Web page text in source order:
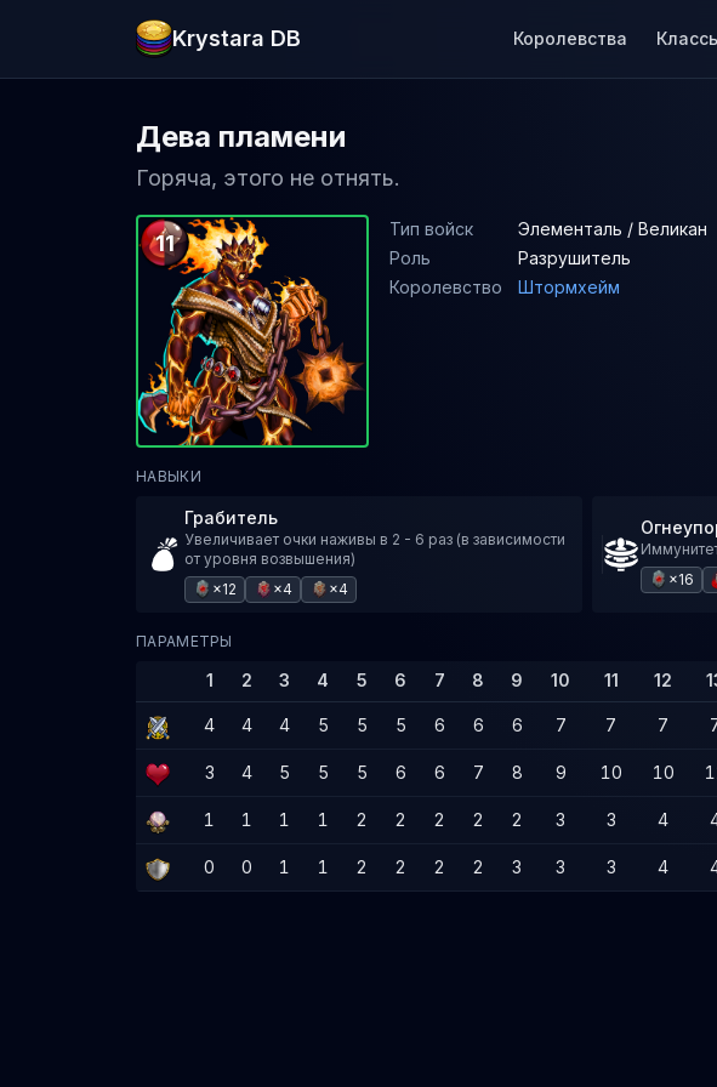
Krystara DB Королевства
Дева пламени
Горяча, этого не отнять.
11
Тип войск
Элементаль / Великан
Роль
Разрушитель
Королевство
Штормхейм
НАВЫКИ
Грабитель
Увеличивает очки наживы в 2 - 6 раз (в зависимости
от уровня возвышения)
×12
×4 ×4
×16
ПАРАМЕТРЫ
1 2 3 4 5 6 7 8 9 10 11 12
4 4 4 5 5 5 6 6 6 7 7 7
3 4 5 5 5 6 6 7 8 9 10 10
1 1 1 1 2 2 2 2 2 3 3 4
0 0 1 1 2 2 2 2 3 3 3 4